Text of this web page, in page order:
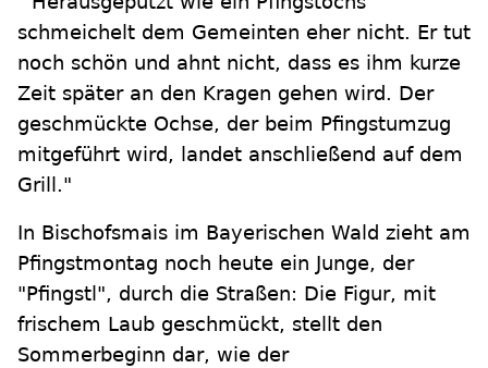
schmeichelt dem Gemeinten eher nicht. Er tut
noch schön und ahnt nicht, dass es ihm kurze
Zeit später an den Kragen gehen wird. Der
geschmückte Ochse, der beim Pfingstumzug
mitgeführt wird, landet anschließend auf dem
Grill."
In Bischofsmais im Bayerischen Wald zieht am
Pfingstmontag noch heute ein Junge, der
"Pfingstl", durch die Straßen: Die Figur, mit
frischem Laub geschmückt, stellt den
Sommerbeginn dar, wie der